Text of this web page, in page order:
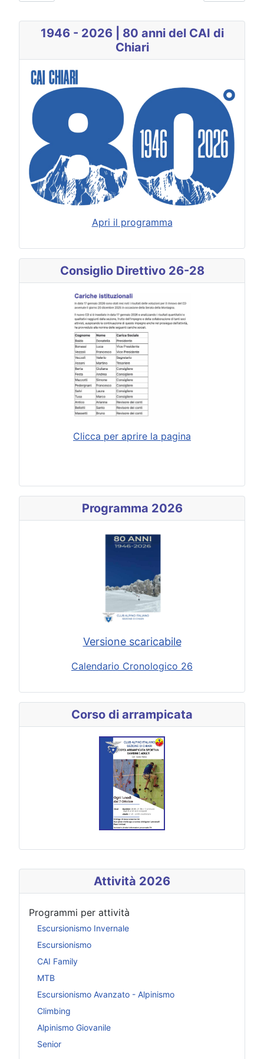
Attività 2026
Programmi per attività
Escursionismo Invernale
Escursionismo
CAI Family
MTB
Escursionismo Avanzato - Alpinismo
Climbing
Alpinismo Giovanile
Senior
1946 - 2026 | 80 anni del CAI di
Chiari
Apri il programma
Consiglio Direttivo 26-28
Clicca per aprire la pagina
Programma 2026
Versione scaricabile
Calendario Cronologico 26
Corso di arrampicata